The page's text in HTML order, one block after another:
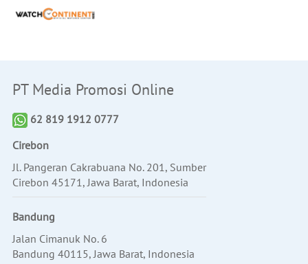
PT Media Promosi Online
62 819 1912 0777
Cirebon
Jl. Pangeran Cakrabuana No. 201, Sumber
Cirebon 45171, Jawa Barat, Indonesia
Bandung
Jalan Cimanuk No. 6
Bandung 40115, Jawa Barat, Indonesia